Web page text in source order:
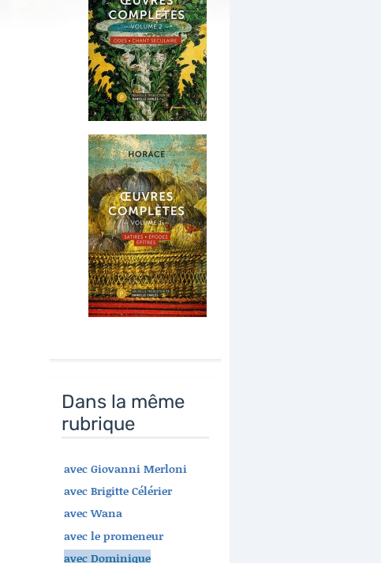
Dans la même
rubrique
avec Giovanni Merloni
avec Brigitte Célérier
avec Wana
avec le promeneur
avec Dominique